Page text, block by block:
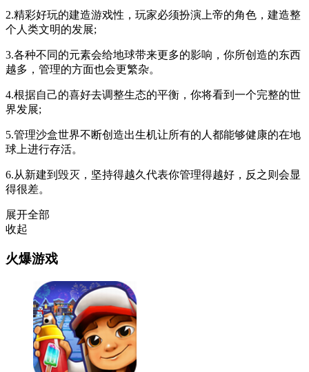
2.精彩好玩的建造游戏性，玩家必须扮演上帝的角色，建造整
个人类文明的发展;
3.各种不同的元素会给地球带来更多的影响，你所创造的东西
越多，管理的方面也会更繁杂。
4.根据自己的喜好去调整生态的平衡，你将看到一个完整的世
界发展;
5.管理沙盒世界不断创造出生机让所有的人都能够健康的在地
球上进行存活。
6.从新建到毁灭，坚持得越久代表你管理得越好，反之则会显
得很差。
展开全部
收起
火爆游戏